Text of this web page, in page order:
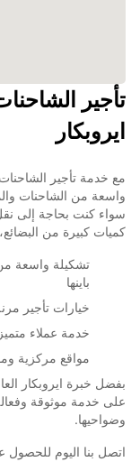
تأجير
ايروبكار
مع خدمة تأجير
واسعة من الشاحنات
سواء كنت بحاجة إلى
كميات كبيرة من
تشكيلة واسعة من
باينها
خيارات تأجير
خدمة عملاء
مواقع مركزية
بفضل خبرة ايروبكار
على خدمة موثوقة وفعالة
وضواحيها.
اتصل بنا اليوم